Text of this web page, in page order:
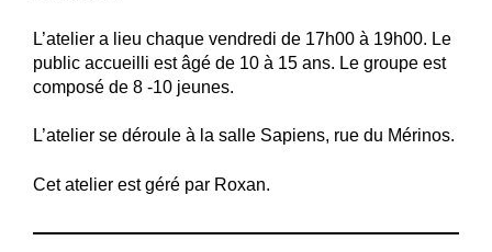
L’atelier a lieu chaque vendredi de 17h00 à 19h00. Le
public accueilli est âgé de 10 à 15 ans. Le groupe est
composé de 8 -10 jeunes.
L’atelier se déroule à la salle Sapiens, rue du Mérinos.
Cet atelier est géré par Roxan.